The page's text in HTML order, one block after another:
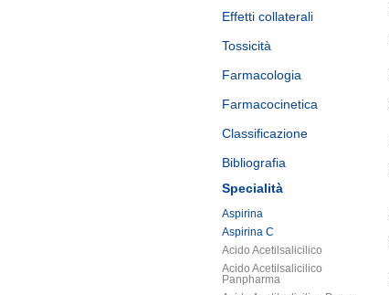
Effetti collaterali
Tossicità
Farmacologia
Farmacocinetica
Classificazione
Bibliografia
Specialità
Aspirina
Aspirina C
Acido Acetilsalicilico
Acido Acetilsalicilico
Panpharma